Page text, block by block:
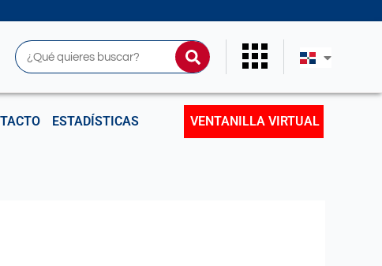
Buscar
ESTADÍSTICAS VENTANILLA VIRTUAL